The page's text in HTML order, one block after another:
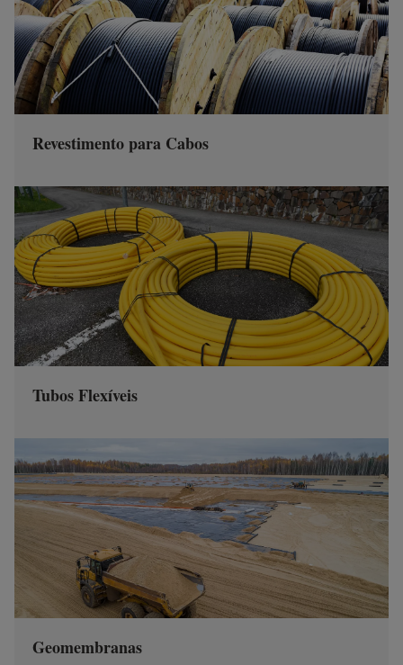
Revestimento para Cabos
Tubos Flexíveis
Geomembranas